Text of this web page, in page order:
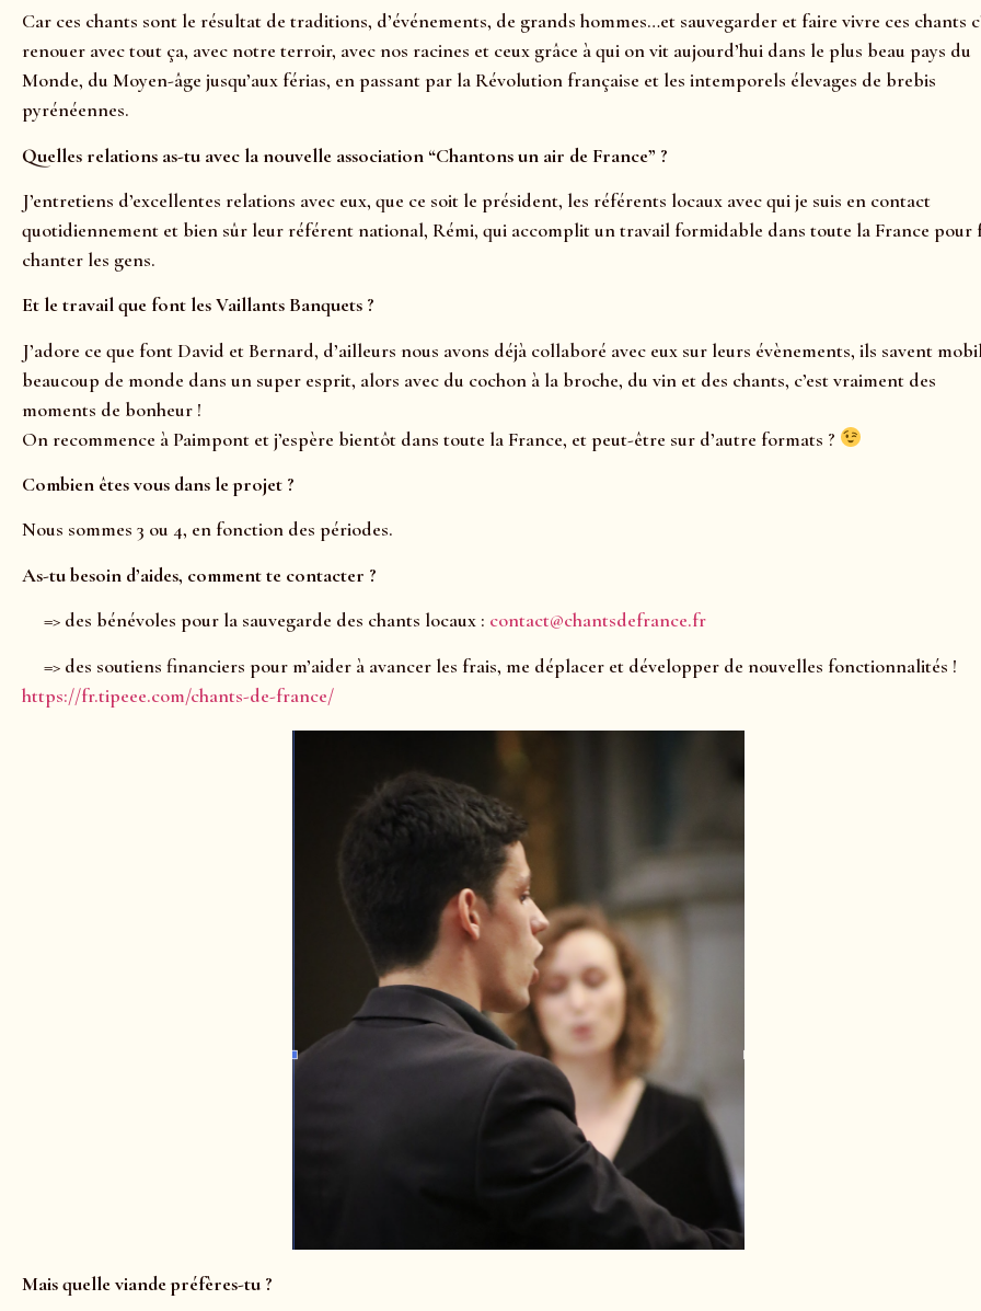
Car ces chants sont le résultat de traditions, d’événements, de grands hommes…et sauvegarder et faire vivre ces chants
renouer avec tout ça, avec notre terroir, avec nos racines et ceux grâce à qui on vit aujourd’hui dans le plus beau pays du
Monde, du Moyen-âge jusqu’aux férias, en passant par la Révolution française et les intemporels élevages de brebis
pyrénéennes.
Quelles relations as-tu avec la nouvelle association “Chantons un air de France” ?
J’entretiens d’excellentes relations avec eux, que ce soit le président, les référents locaux avec qui je suis en contact
quotidiennement et bien sûr leur référent national, Rémi, qui accomplit un travail formidable dans toute la France pour
chanter les gens.
Et le travail que font les Vaillants Banquets ?
J’adore ce que font David et Bernard, d’ailleurs nous avons déjà collaboré avec eux sur leurs évènements, ils savent
beaucoup de monde dans un super esprit, alors avec du cochon à la broche, du vin et des chants, c’est vraiment des
moments de bonheur !
On recommence à Paimpont et j’espère bientôt dans toute la France, et peut-être sur d’autre formats ?
Combien êtes vous dans le projet ?
Nous sommes 3 ou 4, en fonction des périodes.
As-tu besoin d’aides, comment te contacter ?
=> des bénévoles pour la sauvegarde des chants locaux : contact@chantsdefrance.fr
=> des soutiens financiers pour m’aider à avancer les frais, me déplacer et développer de nouvelles fonctionnalités !
https://fr.tipeee.com/chants-de-france/
Mais quelle viande préfères-tu ?